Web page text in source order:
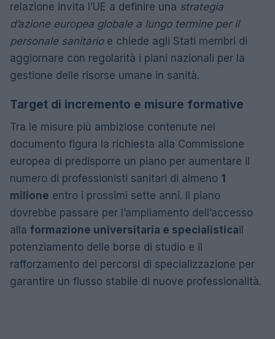
relazione invita l’UE a definire una strategia
d’azione europea globale a lungo termine per il
personale sanitarioe chiede agli Stati membri di
aggiornare con regolarità i piani nazionali per la
gestione delle risorse umane in sanità.
Target di incremento e misure formative
Tra le misure più ambiziose contenute nel
documento figura la richiesta alla Commissione
europea di predisporre un piano per aumentare il
numero di professionisti sanitari di almeno 1
milione entro i prossimi sette anni. Il piano
dovrebbe passare per l’ampliamento dell’accesso
alla formazione universitaria e specialisticail
potenziamento delle borse di studio e il
rafforzamento dei percorsi di specializzazione per
garantire un flusso stabile di nuove professionalità.